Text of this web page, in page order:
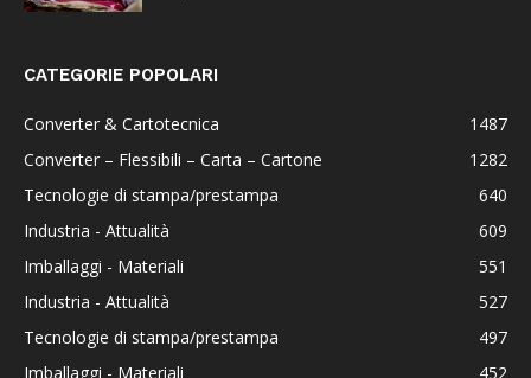
CATEGORIE POPOLARI
Converter & Cartotecnica
1487
Converter – Flessibili – Carta – Cartone
1282
Tecnologie di stampa/prestampa
640
Industria - Attualità
609
Imballaggi - Materiali
551
Industria - Attualità
527
Tecnologie di stampa/prestampa
497
Imballaggi - Materiali
452